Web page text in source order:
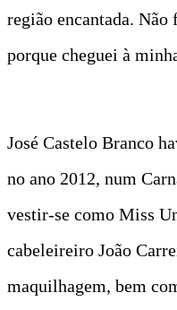
região encantada.
porque cheguei à
José Castelo Branco
no ano 2012, num
vestir-se como Miss
cabeleireiro João
maquilhagem, bem